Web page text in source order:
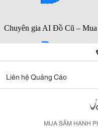
Liên hệ Quảng Cáo
MUA SẮM HẠNH